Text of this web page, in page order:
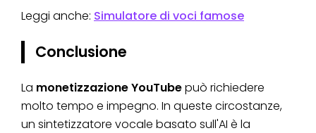
Leggi anche: Simulatore di voci famose
Conclusione
La monetizzazione YouTubepuò richiedere
molto tempo e impegno. In queste circostanze,
un sintetizzatore vocale basato sull'AI è la